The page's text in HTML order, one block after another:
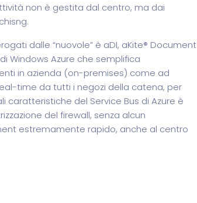
non è gestita dal centro, ma dai
dalle “nuovole” è aDI, aKite® Document
Windows Azure che semplifica
in azienda (on-premises) come ad
time da tutti i negozi della catena, per
caratteristiche del Service Bus di Azure è
del firewall, senza alcun
estremamente rapido, anche al centro